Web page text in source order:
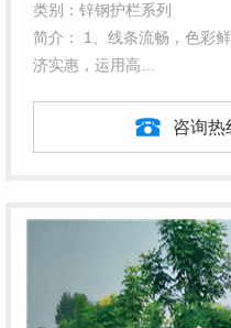
类别：锌钢护栏系列
简介： 1、线条流畅，色彩
济实惠，运用高…
咨询热